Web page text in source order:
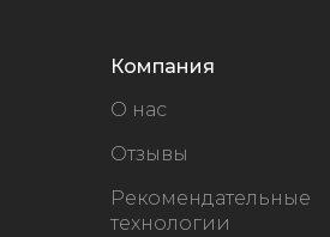
Компания
О нас
Отзывы
Рекомендательные
технологии